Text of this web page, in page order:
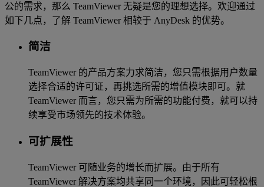
公的需求，那么 TeamViewer 无疑是您的理想选择。欢迎通过
如下几点，了解 TeamViewer 相较于 AnyDesk 的优势。
简洁
TeamViewer 的产品方案力求简洁，您只需根据用户数量
选择合适的许可证，再挑选所需的增值模块即可。就
TeamViewer 而言，您只需为所需的功能付费，就可以持
续享受市场领先的技术体验。
可扩展性
TeamViewer 可随业务的增长而扩展。由于所有
TeamViewer 解决方案均共享同一个环境，因此可轻松根